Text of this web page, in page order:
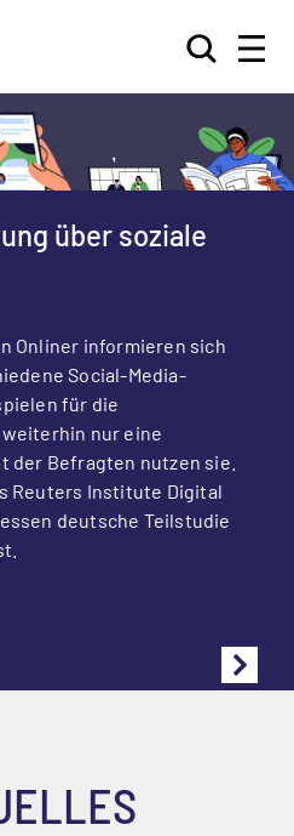
über soziale
Onliner informieren sich
Social-Media-
für die
nur eine
der Befragten nutzen sie.
Reuters Institute Digital
deutsche Teilstudie